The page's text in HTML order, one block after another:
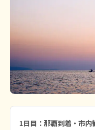
1日目：那覇到着・市内